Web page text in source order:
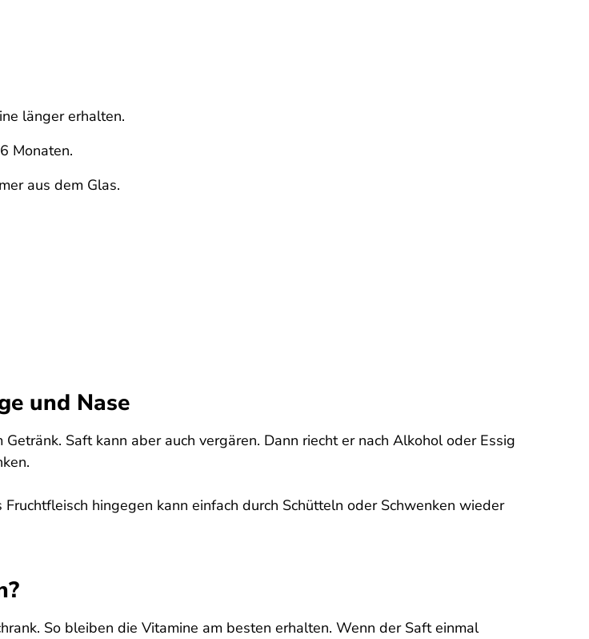
länger erhalten.
Monaten.
aus dem Glas.
und Nase
Saft kann aber auch vergären. Dann riecht er nach Alkohol oder Essig
hingegen kann einfach durch Schütteln oder Schwenken wieder
So bleiben die Vitamine am besten erhalten. Wenn der Saft einmal